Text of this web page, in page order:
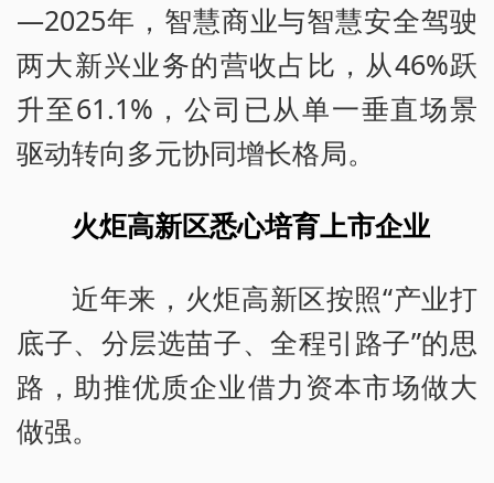
—2025年，智慧商业与智慧安全驾驶
两大新兴业务的营收占比，从46%跃
升至61.1%，公司已从单一垂直场景
驱动转向多元协同增长格局。
火炬高新区悉心培育上市企业
近年来，火炬高新区按照“产业打
底子、分层选苗子、全程引路子”的思
路，助推优质企业借力资本市场做大
做强。